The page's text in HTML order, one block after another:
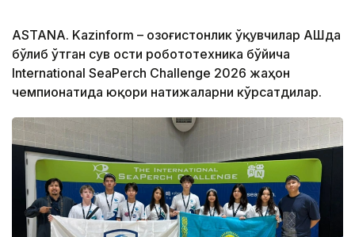
ASTANA. Kazinform – Қозоғистонлик ўқувчилар АҚШда
бўлиб ўтган сув ости робототехника бўйича
International SeaPerch Challenge 2026 жаҳон
чемпионатида юқори натижаларни кўрсатдилар.